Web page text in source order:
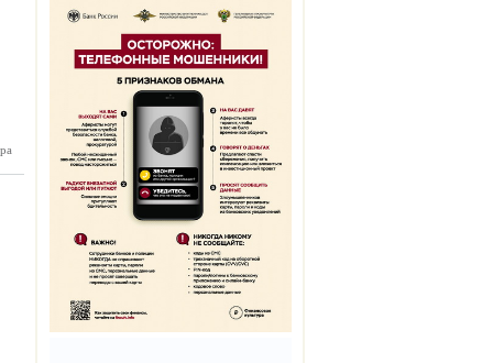
№103